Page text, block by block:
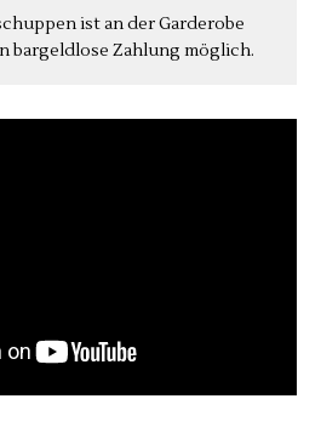
ist an der Garderobe
bargeldlose Zahlung möglich.